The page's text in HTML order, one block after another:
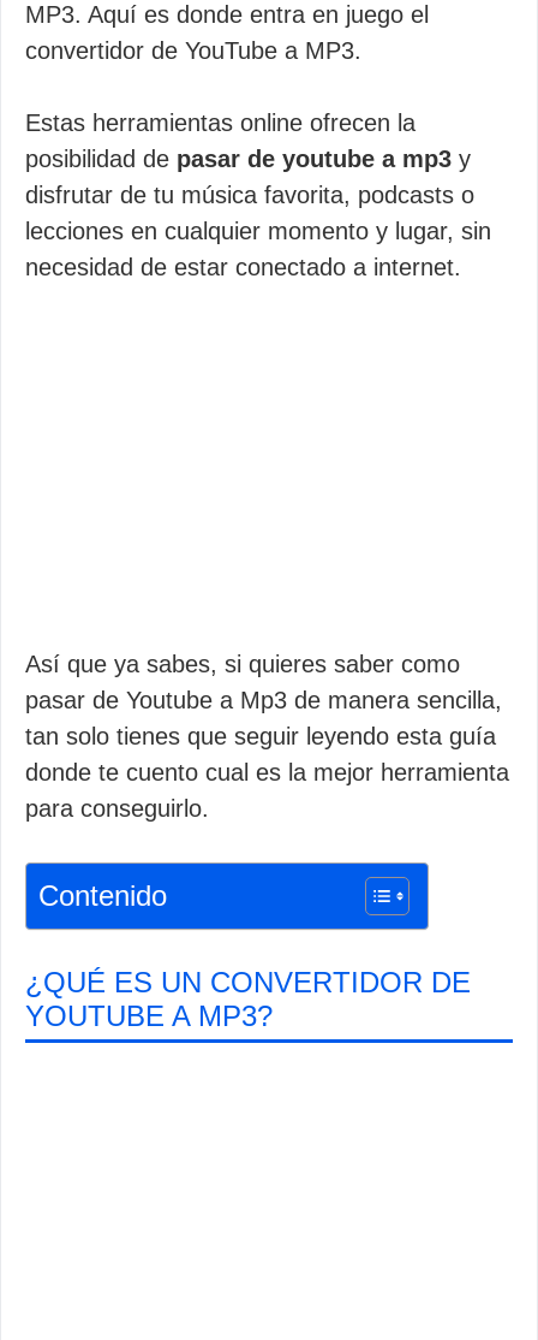
MP3. Aquí es donde entra en juego el
convertidor de YouTube a MP3.
Estas herramientas online ofrecen la
posibilidad de pasar de youtube a mp3 y
disfrutar de tu música favorita, podcasts o
lecciones en cualquier momento y lugar, sin
necesidad de estar conectado a internet.
Así que ya sabes, si quieres saber como
pasar de Youtube a Mp3 de manera sencilla,
tan solo tienes que seguir leyendo esta guía
donde te cuento cual es la mejor herramienta
para conseguirlo.
Contenido
¿QUÉ ES UN CONVERTIDOR DE
YOUTUBE A MP3?